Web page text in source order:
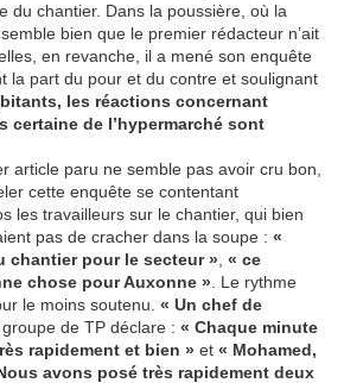
du chantier. Dans la poussière, où la
bien que le premier rédacteur n’ait
en revanche, il a mené son enquête
la part du pour et du contre et soulignant
les réactions concernant
certaine de l’hypermarché sont
article paru ne semble pas avoir cru bon,
cette enquête se contentant
les travailleurs sur le chantier, qui bien
pas de cracher dans la soupe : «
chantier pour le secteur » « ce
chose pour Auxonne » . Le rythme
le moins soutenu. « Un chef de
groupe de TP déclare : « Chaque minute
rapidement et bien » et « Mohamed,
avons posé très rapidement deux